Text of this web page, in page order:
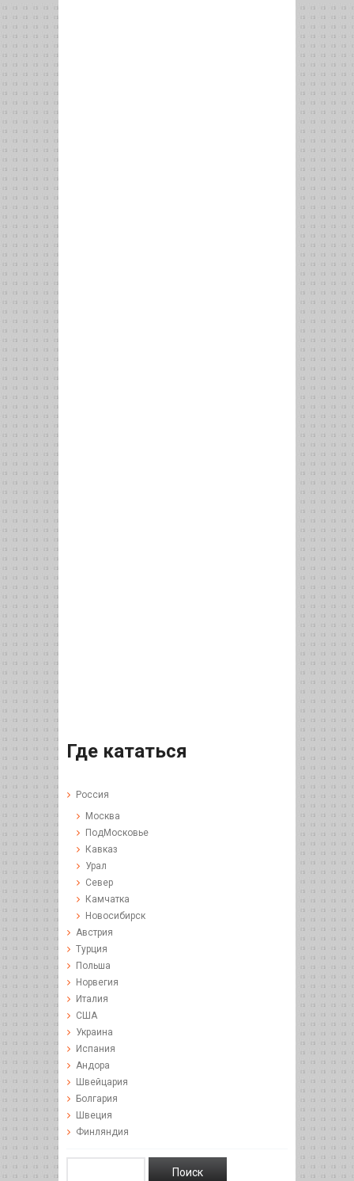
Где кататься
Россия
Москва
ПодМосковье
Кавказ
Урал
Север
Камчатка
Новосибирск
Австрия
Турция
Польша
Норвегия
Италия
США
Украина
Испания
Андора
Швейцария
Болгария
Швеция
Финляндия